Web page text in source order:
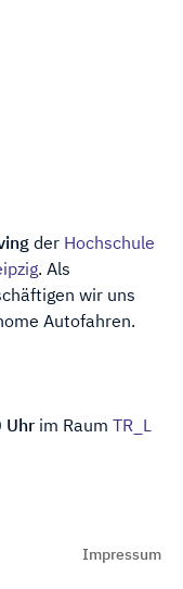
der Hochschule
. Als
wir uns
Auto­fahren.
Uhr im Raum TR_L
Impressum